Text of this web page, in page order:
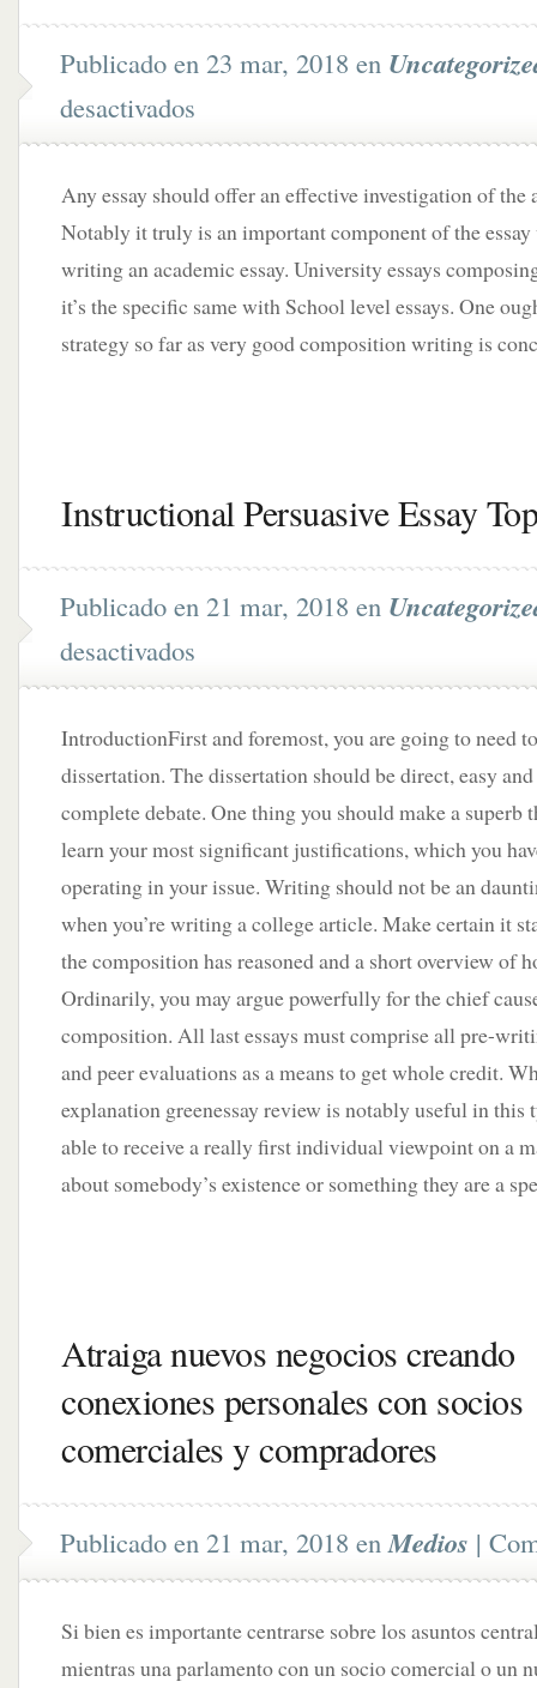
Publicado en 23 mar, 2018 en
desactivados
Any essay should offer an effective investigation of the
Notably it truly is an important component of the essay
writing an academic essay. University essays
it’s the specific same with School level essays. One
strategy so far as very good composition writing is
Instructional Persuasive Essay
Publicado en 21 mar, 2018 en
desactivados
IntroductionFirst and foremost, you are going to need
dissertation. The dissertation should be direct, easy
complete debate. One thing you should make a superb
learn your most significant justifications, which you
operating in your issue. Writing should not be an
when you’re writing a college article. Make certain it
the composition has reasoned and a short overview of
Ordinarily, you may argue powerfully for the chief
composition. All last essays must comprise all pre-
and peer evaluations as a means to get whole credit.
explanation greenessay review is notably useful in this
able to receive a really first individual viewpoint on a
about somebody’s existence or something they are a
Atraiga nuevos negocios creando
conexiones personales con socios
comerciales y compradores
Publicado en 21 mar, 2018 enMedios |
Si bien es importante centrarse sobre los asuntos
mientras una parlamento con un socio comercial o un